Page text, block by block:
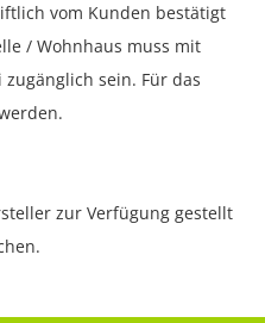
vom Kunden bestätigt
/ Wohnhaus muss mit
sein. Für das
zur Verfügung gestellt